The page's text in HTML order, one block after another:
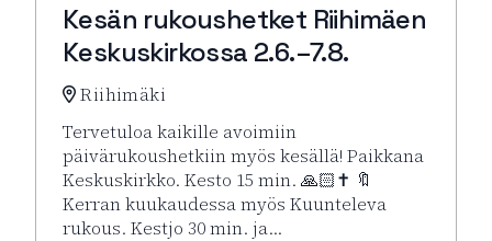
Kesän rukoushetket Riihimäen
Keskuskirkossa 2.6.–7.8.
Riihimäki
Tervetuloa kaikille avoimiin
päivärukoushetkiin myös kesällä! Paikkana
Keskuskirkko. Kesto 15 min. 🙏🏻✝️ 🔖
Kerran kuukaudessa myös Kuunteleva
rukous. Kestjo 30 min. ja…